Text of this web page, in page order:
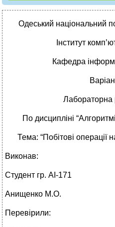
Одеський національний
Інститут
Кафедра
По дисципліні
Тема: “Побітові операції
Виконав:
Студент гр. АІ-171
Анищенко М.О.
Перевірили: